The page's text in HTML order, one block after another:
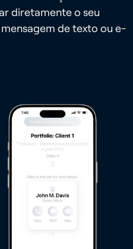
diretamente o seu
de texto ou e-